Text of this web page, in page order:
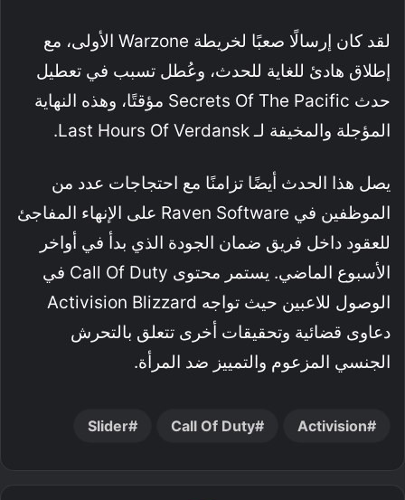
لقد كان إرسالًا صعبًا لخريطة Warzone الأولى، مع
إطلاق هادئ للغاية للحدث، وعُطل تسبب في تعطيل
حدث Secrets Of The Pacific مؤقتًا، وهذه النهاية
المؤجلة والمخيفة لـ Last Hours Of Verdansk.
يصل هذا الحدث أيضًا تزامنًا مع احتجاجات عدد من
الموظفين في Raven Software على الإنهاء المفاجئ
للعقود داخل فريق ضمان الجودة الذي بدأ في أواخر
الأسبوع الماضي. يستمر محتوى Call Of Duty في
الوصول للاعبين حيث تواجه Activision Blizzard
دعاوى قضائية وتحقيقات أخرى تتعلق بالتحرش
الجنسي المزعوم والتمييز ضد المرأة.
Activision
Call Of Duty
Slider